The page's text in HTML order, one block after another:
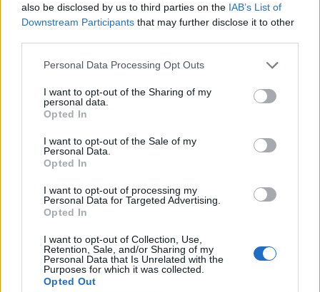
also be disclosed by us to third parties on the IAB’s List of
Downstream Participants that may further disclose it to other
Personal Data Processing Opt Outs
I want to opt-out of the Sharing of my
personal data.
Opted In
I want to opt-out of the Sale of my
Personal Data.
Opted In
I want to opt-out of processing my
Personal Data for Targeted Advertising.
Opted In
I want to opt-out of Collection, Use,
Retention, Sale, and/or Sharing of my
Personal Data that Is Unrelated with the
Purposes for which it was collected.
Opted Out
Μέσοι:Γιάννης Αποστολάκης (ΟΦΗ), Δημήτρης
(Λεβαδειακός), Αντριάνο Μπρέγκου
(Παναιτωλικός), Χρήστος Αλμύρας (Αστέρας
Τρίπολης), Γιάννης Σαρρής (ΠΑΟΚ Β).
Επιθετικοί:Γιώργος Κούτσιας (Lugano),
Δημήτρης Ράλλης (Jagiellonia), Παναγιώτης
Παπακανέλλος (Rio Ave), Σταύρος Πνευμονίδης
(Ατρόμητος), Λάμπρος Σμυρλής
(Παναιτωλικός), Γιάννης Θεοδοσουλάκης
(ΟΦΗ), Δημήτρης Χατσίδης (ΠΑΟΚ).